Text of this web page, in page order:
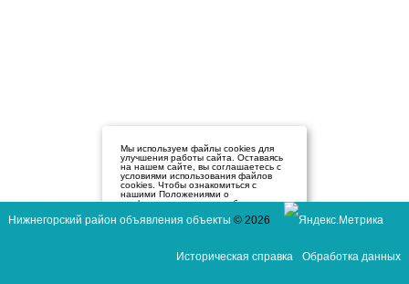
Мы используем файлы cookies для
улучшения работы сайта. Оставаясь
на нашем сайте, вы соглашаетесь с
условиями использования файлов
cookies. Чтобы ознакомиться с
нашими Положениями о
конфиденциальности и об
нажмите здесь.
Нижнегорский район объявления объекты © 2026
Историческая справка Обработка данных